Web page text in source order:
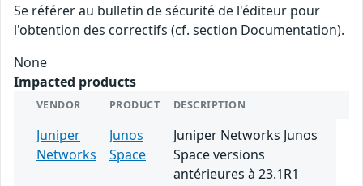
Se référer au bulletin de sécurité de l'éditeur pour
l'obtention des correctifs (cf. section Documentation).
None
Impacted products
VENDOR PRODUCT DESCRIPTION
Juniper
Networks
Junos
Space
Juniper Networks Junos
Space versions
antérieures à 23.1R1